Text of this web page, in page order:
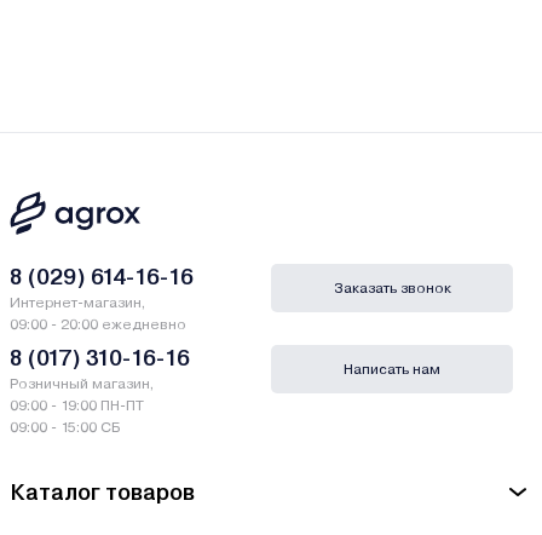
Каталог товаров
8 (029) 614-16-16
Интернет-магазин,
09:00 - 20:00 ежедневно
8 (017) 310-16-16
Розничный магазин,
09:00 - 19:00 ПН-ПТ
09:00 - 15:00 СБ
Заказать звонок
Написать нам